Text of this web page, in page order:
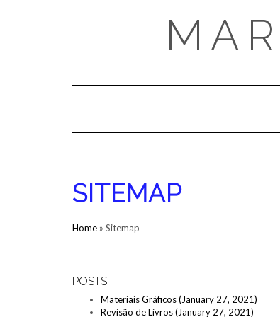
SITEMAP
Home » Sitemap
POSTS
Materiais Gráficos (January 27, 2021)
Revisão de Livros (January 27, 2021)